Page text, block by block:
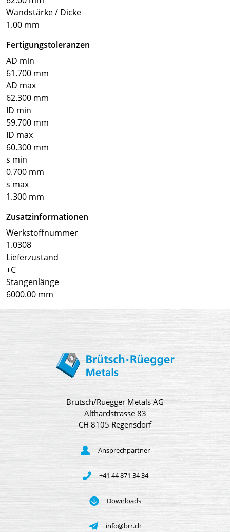
Wandstärke / Dicke
1.00 mm
Fertigungstoleranzen
AD min
61.700 mm
AD max
62.300 mm
ID min
59.700 mm
ID max
60.300 mm
s min
0.700 mm
s max
1.300 mm
Zusatzinformationen
Werkstoffnummer
1.0308
Lieferzustand
+C
Stangenlänge
6000.00 mm
Brütsch/Rüegger Metals AG
Althardstrasse 83
CH 8105 Regensdorf
Ansprechpartner
+41 44 871 34 34
Downloads
info@brr.ch